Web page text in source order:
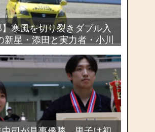
】寒風を切り裂きダブル入
新星・添田と実力者・小川